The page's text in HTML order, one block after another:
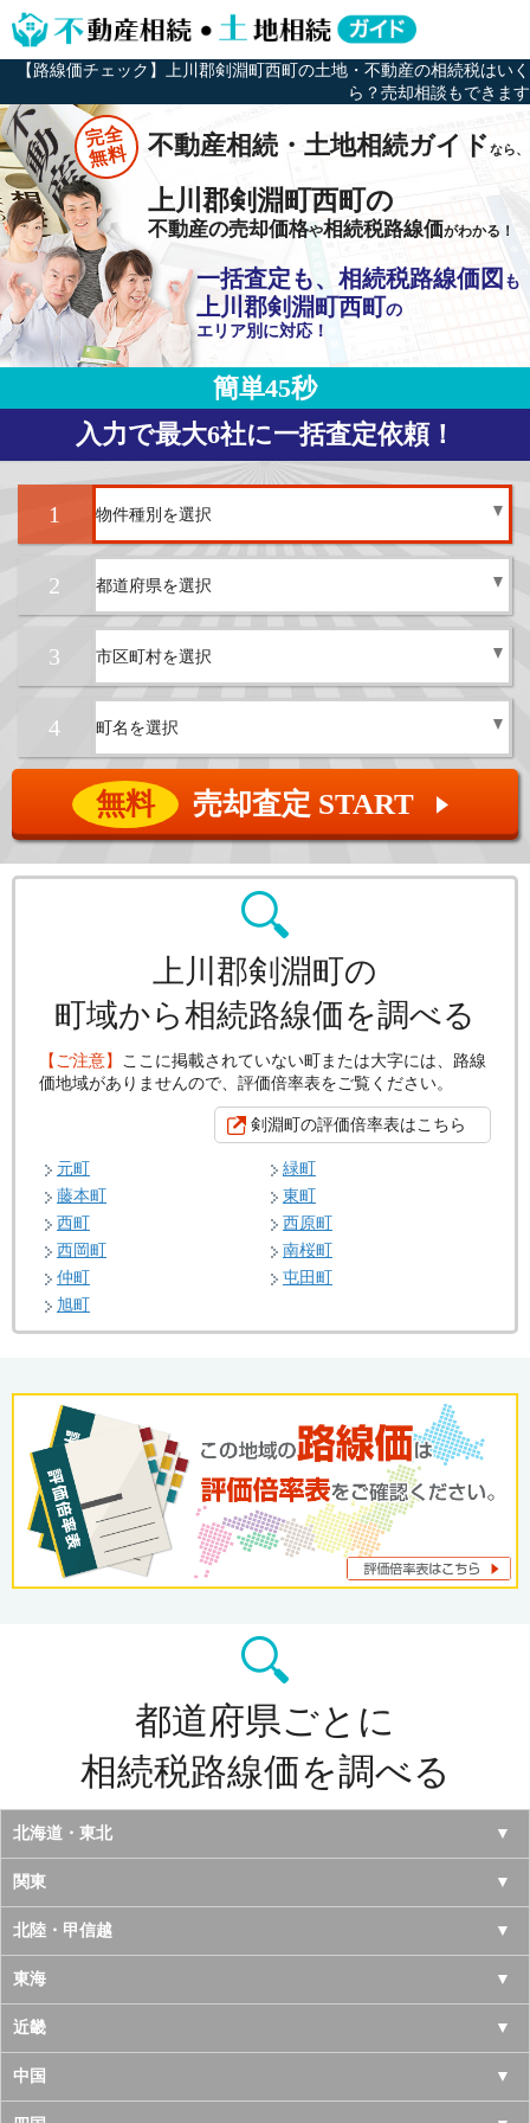
【路線価チェック】上川郡剣淵町西町の土地・不動産の相続税はいく
ら？売却相談もできます
完全
無料 不動産相続・土地相続ガイドなら、
上川郡剣淵町西町の
不動産の売却価格や相続税路線価がわかる！
一括査定も、相続税路線価図 も
上川郡剣淵町西町の
エリア別に対応！
簡単45秒
入力で最大6社に一括査定依頼！
1
2
3
4
無料 売却査定 START ▲
上川郡剣淵町の
町域から相続路線価を調べる
【ご注意】 ここに掲載されていない町または大字には、路線
価地域がありませんので、評価倍率表をご覧ください。
剣淵町の評価倍率表はこちら
元町
緑町
藤本町
東町
西町
西原町
西岡町
南桜町
仲町
屯田町
旭町
都道府県ごとに
相続税路線価を調べる
北海道・東北
北海道
青森県
岩手県
宮城県
秋田県
山形県
関東
東京都
神奈川県
千葉県
埼玉県
北陸・甲信越
山梨県
長野県
新潟県
東海
愛知県
岐阜県
近畿
大阪府
中国